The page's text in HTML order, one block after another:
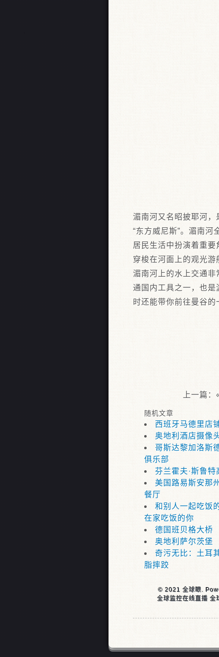
湄南河又名昭披耶河，
“东方威尼斯”。湄南
居民生活中扮演着重
穿梭在河面上的观光
湄南河上的水上交通
通国内工具之一，也
时还能带你前往曼谷
上一篇
随机文章
西班牙马德里店
奥地利酒店摄像
哥斯达黎加洛斯
俱乐部
芬兰霍夫·斯鲁
美国路易斯安那
餐厅
和别人一起吃饭
在家吃饭的你
德国班贝格大桥
奥地利萨尔茨堡
奇污无比：土耳
脂摔跤
© 2021 全球眼.
全球监控在线直播 全